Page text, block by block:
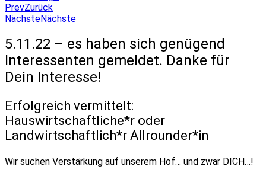
PrevZurück
NächsteNächste
5.11.22 – es haben sich genügend
Interessenten gemeldet. Danke für
Dein Interesse!
Erfolgreich vermittelt:
Hauswirtschaftliche*r oder
Landwirtschaftlich*r Allrounder*in
Wir suchen Verstärkung auf unserem Hof… und zwar DICH…!